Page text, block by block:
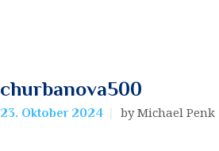
churbanova500
23. Oktober 2024 by Michael Penk